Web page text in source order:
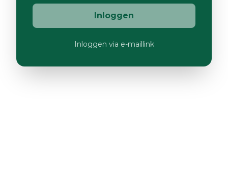
Inloggen
Inloggen via e-maillink